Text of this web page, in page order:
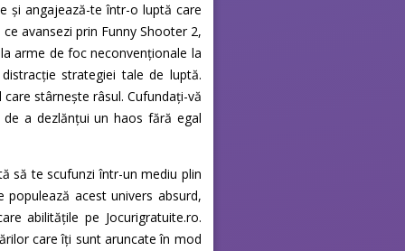
și angajează-te într-o luptă care
avansezi prin Funny Shooter 2,
arme de foc neconvenționale la
strategiei tale de luptă.
stârnește râsul. Cufundați-vă
a dezlănțui un haos fără egal
să te scufunzi într-un mediu plin
acest univers absurd,
abilitățile pe Jocurigratuite.ro.
care îți sunt aruncate în mod